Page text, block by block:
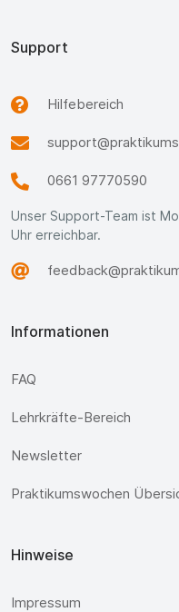
Support
Hilfebereich
0661 97770590
Unser Support-Team ist
Uhr erreichbar.
Informationen
FAQ
Lehrkräfte-Bereich
Newsletter
Praktikumswochen
Hinweise
Impressum